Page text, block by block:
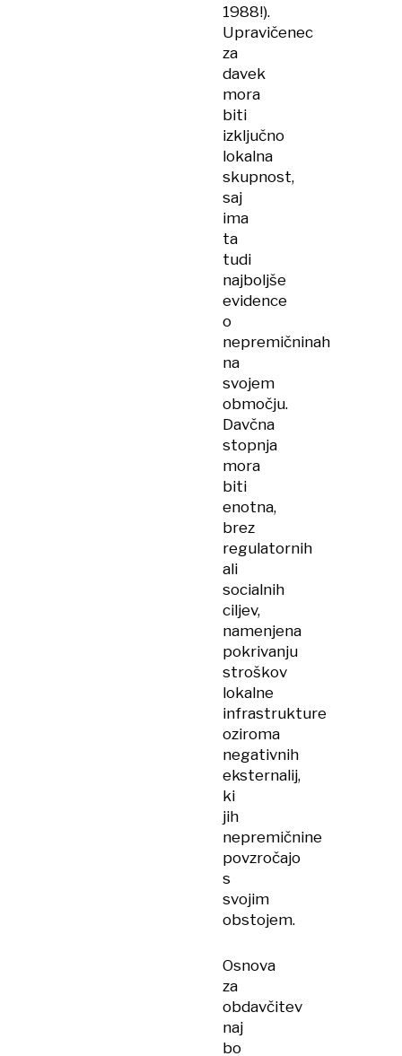
1988!).
Upravičenec
za
davek
mora
biti
izključno
lokalna
skupnost,
saj
ima
ta
tudi
najboljše
evidence
o
nepremičninah
na
svojem
območju.
Davčna
stopnja
mora
biti
enotna,
brez
regulatornih
ali
socialnih
ciljev,
namenjena
pokrivanju
stroškov
lokalne
infrastrukture
oziroma
negativnih
eksternalij,
ki
jih
nepremičnine
povzročajo
s
svojim
obstojem.
Osnova
za
obdavčitev
naj
bo